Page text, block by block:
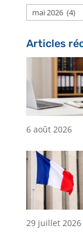
Archives
Articles
6 août 2026
29 juillet 2026